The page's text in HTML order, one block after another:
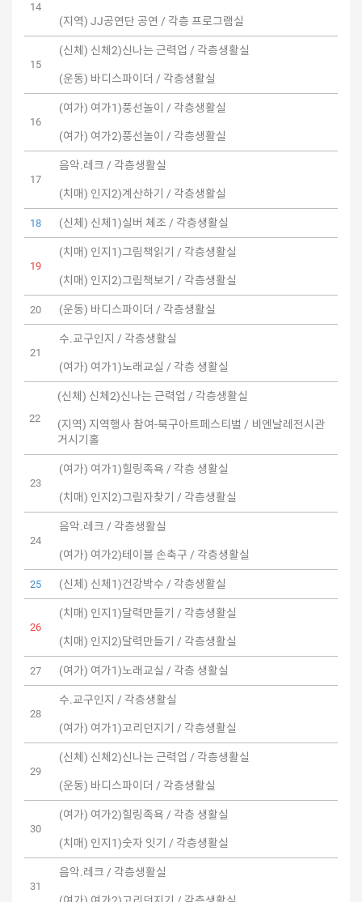
14
(지역) JJ공연단 공연 / 각층 프로그램실
15
(신체) 신체2)신나는 근력업 / 각층생활실
(운동) 바디스파이더 / 각층생활실
16
(여가) 여가1)풍선놀이 / 각층생활실
(여가) 여가2)풍선놀이 / 각층생활실
17
음악.레크 / 각층생활실
(치매) 인지2)계산하기 / 각층생활실
18 (신체) 신체1)실버 체조 / 각층생활실
19
(치매) 인지1)그림책읽기 / 각층생활실
(치매) 인지2)그림책보기 / 각층생활실
20 (운동) 바디스파이더 / 각층생활실
21
수.교구인지 / 각층생활실
(여가) 여가1)노래교실 / 각층 생활실
22
(신체) 신체2)신나는 근력업 / 각층생활실
(지역) 지역행사 참여-북구아트페스티벌 / 비엔날레전시관
거시기홀
23
(여가) 여가1)힐링족욕 / 각층 생활실
(치매) 인지2)그림자찾기 / 각층생활실
24
음악.레크 / 각층생활실
(여가) 여가2)테이블 손축구 / 각층생활실
25 (신체) 신체1)건강박수 / 각층생활실
26
(치매) 인지1)달력만들기 / 각층생활실
(치매) 인지2)달력만들기 / 각층생활실
27 (여가) 여가1)노래교실 / 각층 생활실
28
수.교구인지 / 각층생활실
(여가) 여가1)고리던지기 / 각층생활실
29
(신체) 신체2)신나는 근력업 / 각층생활실
(운동) 바디스파이더 / 각층생활실
30
(여가) 여가2)힐링족욕 / 각층 생활실
(치매) 인지1)숫자 잇기 / 각층생활실
31
음악.레크 / 각층생활실